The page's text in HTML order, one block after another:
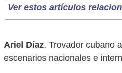
Ver estos artículos
Ariel Díaz. Trovador cubano
escenarios nacionales e